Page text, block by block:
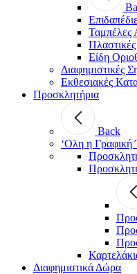
Ταμπέλες
Είδη
Διαφημιστικές
Εκθεσιακές
Προσκλητήρια
Back
‘Ολη η
Διαφημιστικά Δώρα